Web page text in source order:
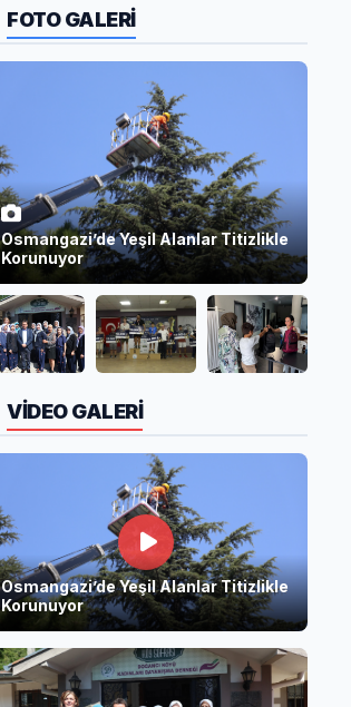
FOTO GALERİ
Osmangazi’de Yeşil Alanlar Titizlikle
Korunuyor
VİDEO GALERİ
Osmangazi’de Yeşil Alanlar Titizlikle
Korunuyor